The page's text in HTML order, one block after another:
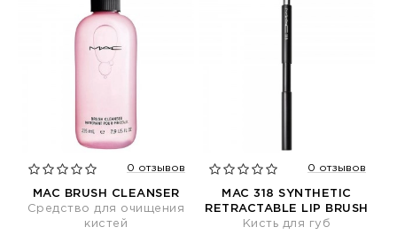
0 отзывов
MAC BRUSH CLEANSER
Средство для очищения
кистей
0 отзывов
MAC 318 SYNTHETIC
RETRACTABLE LIP BRUSH
Кисть для губ